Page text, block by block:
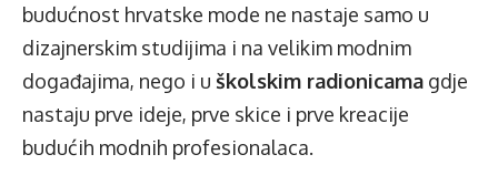
budućnost hrvatske mode ne nastaje samo u
dizajnerskim studijima i na velikim modnim
događajima, nego i u školskim radionicama gdje
nastaju prve ideje, prve skice i prve kreacije
budućih modnih profesionalaca.